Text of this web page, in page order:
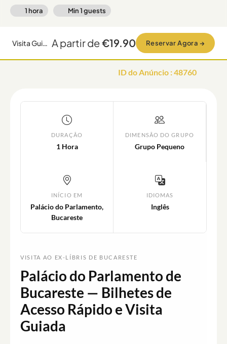
1 hora Min1guests
Visita Guiada ao Palácio do Parlamento em Bucareste com Acesso Prioritário A partir de€19.90 Reservar Agora →
ID do Anúncio :48760
DURAÇÃO
1 Hora
DIMENSÃO DO GRUPO
Grupo Pequeno
INÍCIO EM
Palácio do Parlamento,
Bucareste
IDIOMAS
Inglês
VISITA AO EX-LÍBRIS DE BUCARESTE
Palácio do Parlamento de
Bucareste — Bilhetes de
Acesso Rápido e Visita
Guiada